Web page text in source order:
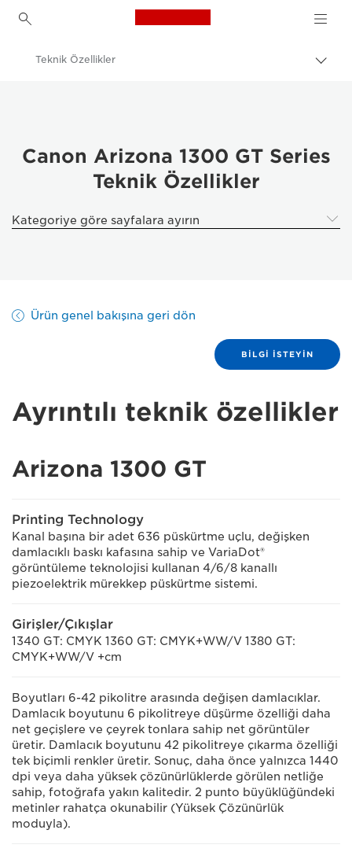
Canon Logo, back to
İçerik
Kurumsal Ürünler
High-Quality Large Format Printers for CAD/GIS and Stunning Graphics
Teknik Özellikler
Canon Arizona 1300 GT Series
Teknik Özellikler
Kategoriye göre sayfalara ayırın
Ürün genel bakışına geri dön
BILGI ISTEYIN
Ayrıntılı teknik özellikler
Arizona 1300 GT
Printing Technology
Kanal başına bir adet 636 püskürtme uçlu, değişken
damlacıklı baskı kafasına sahip ve VariaDot®
görüntüleme teknolojisi kullanan 4/6/8 kanallı
piezoelektrik mürekkep püskürtme sistemi.
Girişler/Çıkışlar
1340 GT: CMYK 1360 GT: CMYK+WW/V 1380 GT:
CMYK+WW/V +cm
Boyutları 6-42 pikolitre arasında değişen damlacıklar.
Damlacık boyutunu 6 pikolitreye düşürme özelliği daha
net geçişlere ve çeyrek tonlara sahip net görüntüler
üretir. Damlacık boyutunu 42 pikolitreye çıkarma özelliği
tek biçimli renkler üretir. Sonuç, daha önce yalnızca 1440
dpi veya daha yüksek çözünürlüklerde görülen netliğe
sahip, fotoğrafa yakın kalitedir. 2 punto büyüklüğündeki
metinler rahatça okunabilir (Yüksek Çözünürlük
moduyla).